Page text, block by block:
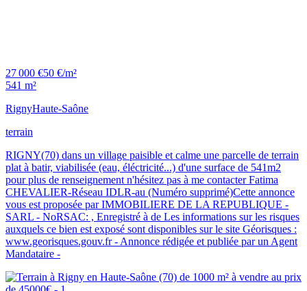
27 000 €50 €/m²
541 m²
RignyHaute-Saône
terrain
RIGNY(70) dans un village paisible et calme une parcelle de terrain
plat à batir, viabilisée (eau, éléctricité...) d'une surface de 541m2
pour plus de renseignement n'hésitez pas à me contacter Fatima
CHEVALIER-Réseau IDLR-au (Numéro supprimé)Cette annonce
vous est proposée par IMMOBILIERE DE LA REPUBLIQUE -
SARL - NoRSAC: , Enregistré à de Les informations sur les risques
auxquels ce bien est exposé sont disponibles sur le site Géorisques :
www.georisques.gouv.fr - Annonce rédigée et publiée par un Agent
Mandataire -